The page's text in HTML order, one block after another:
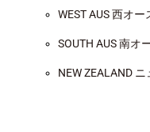
WEST AUS 西オ
SOUTH AUS 南オ
NEW ZEALAND